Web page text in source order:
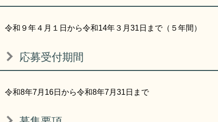
令和９年４月１日から令和14年３月31日まで（５年間）
応募受付期間
令和8年7月16日から令和8年7月31日まで